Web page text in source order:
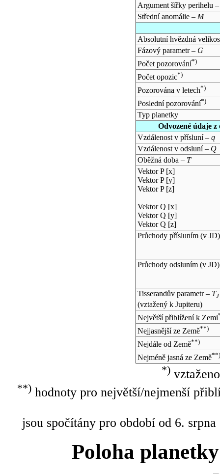
Argument šířky perihelu
Střední anomálie – M
Absolutní hvězdná
Fázový parametr – G
Počet pozorování*)
Počet opozic*)
Pozorována v letech*)
Poslední pozorování*)
Typ planetky
Odvozené údaje
Vzdálenost v přísluní – q
Vzdálenost v odsluní – Q
Oběžná doba – T
Vektor P [x]
Vektor P [y]
Vektor P [z]
Vektor Q [x]
Vektor Q [y]
Vektor Q [z]
Průchody přísluním (v JD)
Průchody odsluním (v JD)
Tisserandův parametr – TJ
(vztažený k Jupiteru)
Největší přiblížení k Zemi
Nejjasnější ze Země**)
Nejdále od Země**)
Nejméně jasná ze Země**)
*)
**)hodnoty pro největší/nejmenší
jsou spočítány pro období od 6.
Poloha